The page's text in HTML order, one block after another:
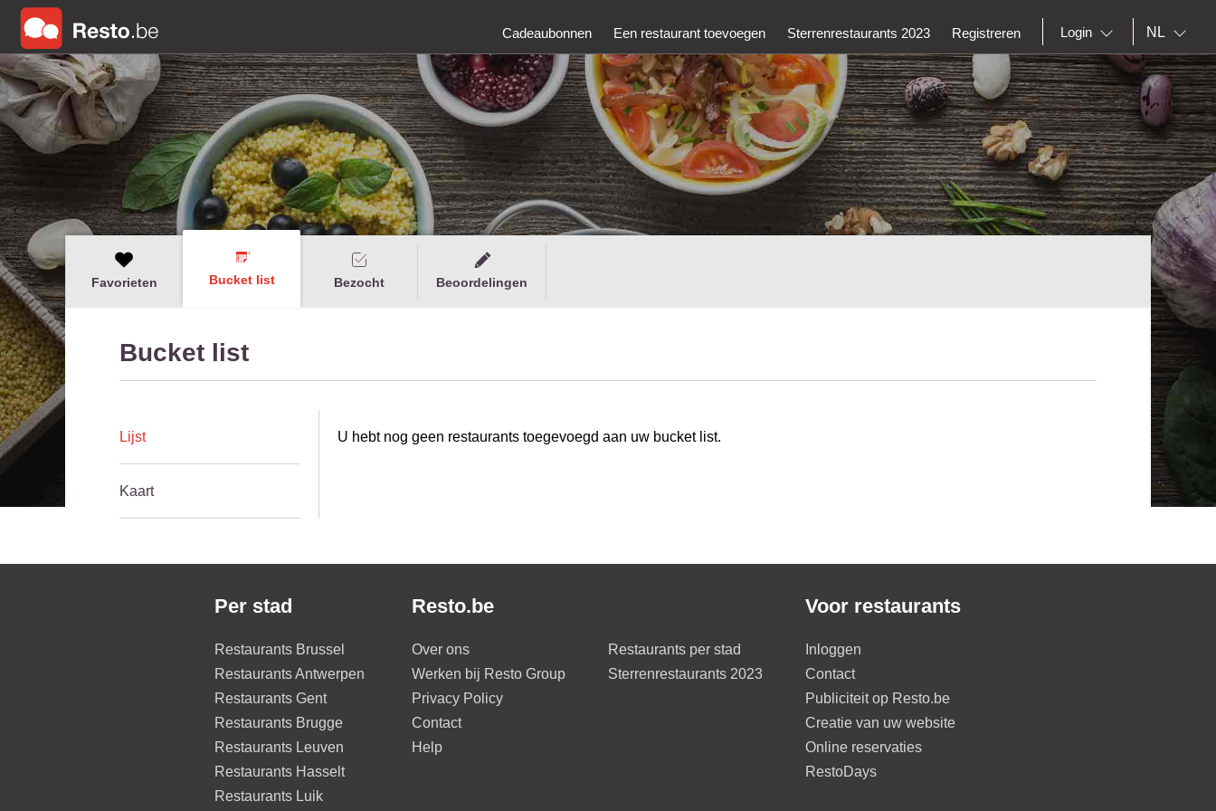
Cadeaubonnen Een restaurant toevoegen Sterrenrestaurants 2023 Registreren Login NL
Favorieten Bucket list Bezocht Beoordelingen
Bucket list
Lijst
Kaart
U hebt nog geen restaurants toegevoegd aan uw bucket list.
Per stad
Restaurants Brussel
Restaurants Antwerpen
Restaurants Gent
Restaurants Brugge
Restaurants Leuven
Restaurants Hasselt
Restaurants Luik
Resto.be
Over ons
Werken bij Resto Group
Privacy Policy
Contact
Help
Restaurants per stad
Sterrenrestaurants 2023
Voor restaurants
Inloggen
Contact
Publiciteit op Resto.be
Creatie van uw website
Online reservaties
RestoDays